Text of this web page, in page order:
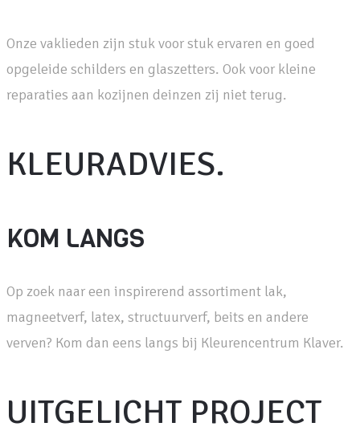
Onze vaklieden zijn stuk voor stuk ervaren en goed
opgeleide schilders en glaszetters. Ook voor kleine
reparaties aan kozijnen deinzen zij niet terug.
KLEURADVIES.
KOM LANGS
Op zoek naar een inspirerend assortiment lak,
magneetverf, latex, structuurverf, beits en andere
verven? Kom dan eens langs bij Kleurencentrum Klaver.
UITGELICHT PROJECT